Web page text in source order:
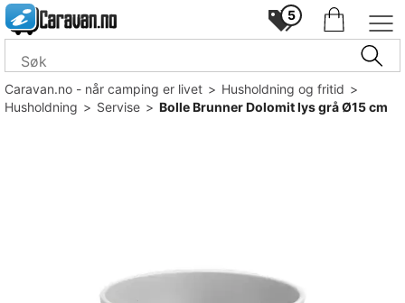
5
Caravan.no - når camping er livet>Husholdning og fritid>
Husholdning>Servise>Bolle Brunner Dolomit lys grå Ø15 cm